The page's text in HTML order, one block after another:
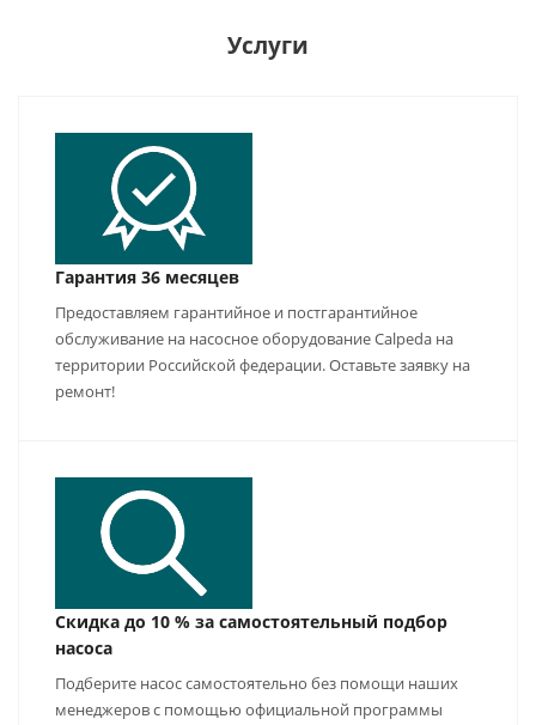
Услуги
Гарантия 36 месяцев
Предоставляем гарантийное и постгарантийное
обслуживание на насосное оборудование Calpeda на
территории Российской федерации. Оставьте заявку на
ремонт!
Скидка до 10 % за самостоятельный подбор
насоса
Подберите насос самостоятельно без помощи наших
менеджеров с помощью официальной программы